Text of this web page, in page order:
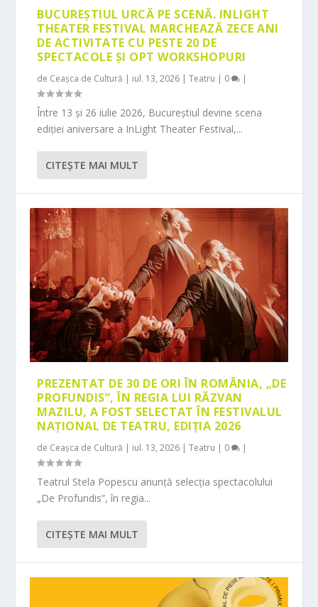
BUCUREȘTIUL URCĂ PE SCENĂ. INLIGHT
THEATER FESTIVAL MARCHEAZĂ ZECE ANI
DE ACTIVITATE CU PESTE 20 DE
SPECTACOLE ȘI OPT WORKSHOPURI
de Ceașca de Cultură | iul. 13, 2026 |Teatru | 0 |
Între 13 și 26 iulie 2026, Bucureștiul devine scena
ediției aniversare a InLight Theater Festival,...
CITEŞTE MAI MULT
PREZENTAT DE 30 DE ORI ÎN ROMÂNIA, „DE
PROFUNDIS”, ÎN REGIA LUI RĂZVAN
MAZILU, A FOST SELECTAT ÎN FESTIVALUL
NAȚIONAL DE TEATRU, EDIȚIA 2026
de Ceașca de Cultură | iul. 13, 2026 |Teatru | 0 |
Teatrul Stela Popescu anunță selecția spectacolului
„De Profundis”, în regia...
CITEŞTE MAI MULT